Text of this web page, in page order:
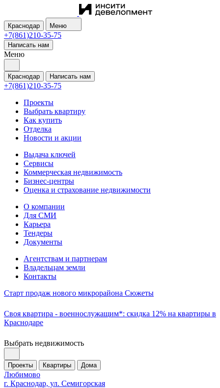
Краснодар Меню
+7(861)210-35-75
Написать нам
Меню
Краснодар Написать нам
+7(861)210-35-75
Проекты
Выбрать квартиру
Как купить
Отделка
Новости и акции
Выдача ключей
Сервисы
Коммерческая недвижимость
Бизнес-центры
Оценка и страхование недвижимости
О компании
Для СМИ
Карьера
Тендеры
Документы
Агентствам и партнерам
Владельцам земли
Контакты
Старт продаж нового микрорайона Сюжеты
Своя квартира - военнослужащим*: скидка 12% на квартиры в
Краснодаре
Выбрать недвижимость
Проекты Квартиры Дома
Любимово
г. Краснодар, ул. Семигорская